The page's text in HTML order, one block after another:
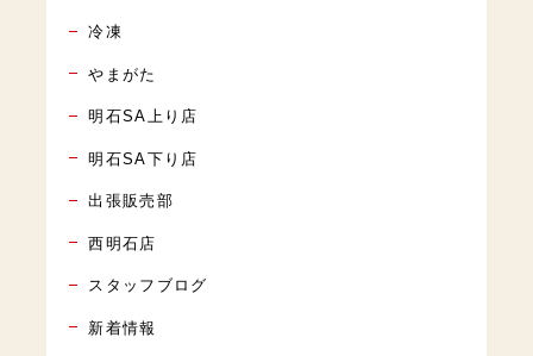
冷凍
やまがた
明石SA上り店
明石SA下り店
出張販売部
西明石店
スタッフブログ
新着情報